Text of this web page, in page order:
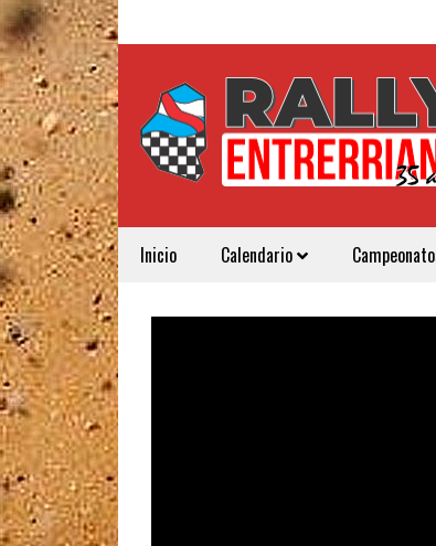
Inicio Calendario